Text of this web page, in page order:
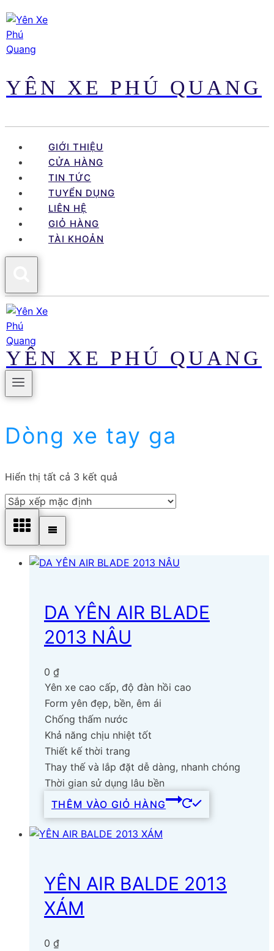
Skip
content
YÊN XE PHÚ QUANG
GIỚI THIỆU
CỬA HÀNG
TIN TỨC
TUYỂN DỤNG
LIÊN HỆ
GIỎ HÀNG
TÀI KHOẢN
YÊN XE PHÚ QUANG
Dòng xe tay ga
Hiển thị tất cả 3 kết quả
DA YÊN AIR BLADE
2013 NÂU
0 ₫
Yên xe cao cấp, độ đàn hồi cao
Form yên đẹp, bền, êm ái
Chống thấm nước
Khả năng chịu nhiệt tốt
Thiết kế thời trang
Thay thế và lắp đặt dễ dàng, nhanh chóng
Thời gian sử dụng lâu bền
THÊM VÀO GIỎ HÀNG
YÊN AIR BALDE 2013
XÁM
0 ₫